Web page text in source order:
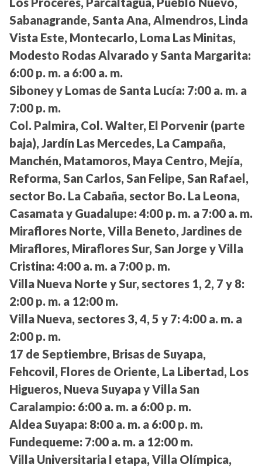
Sabanagrande, Santa Ana, Almendros, Linda
Vista Este, Montecarlo, Loma Las Minitas,
Modesto Rodas Alvarado y Santa Margarita:
6:00 p. m. a 6:00 a. m.
Siboney y Lomas de Santa Lucía: 7:00 a. m. a
7:00 p. m.
Col. Palmira, Col. Walter, El Porvenir (parte
baja), Jardín Las Mercedes, La Campaña,
Manchén, Matamoros, Maya Centro, Mejía,
Reforma, San Carlos, San Felipe, San Rafael,
sector Bo. La Cabaña, sector Bo. La Leona,
Casamata y Guadalupe: 4:00 p. m. a 7:00 a. m.
Miraflores Norte, Villa Beneto, Jardines de
Miraflores, Miraflores Sur, San Jorge y Villa
Cristina: 4:00 a. m. a 7:00 p. m.
Villa Nueva Norte y Sur, sectores 1, 2, 7 y 8:
2:00 p. m. a 12:00 m.
Villa Nueva, sectores 3, 4, 5 y 7: 4:00 a. m. a
2:00 p. m.
17 de Septiembre, Brisas de Suyapa,
Fehcovil, Flores de Oriente, La Libertad, Los
Higueros, Nueva Suyapa y Villa San
Caralampio: 6:00 a. m. a 6:00 p. m.
Aldea Suyapa: 8:00 a. m. a 6:00 p. m.
Fundequeme: 7:00 a. m. a 12:00 m.
Villa Universitaria I etapa, Villa Olímpica,